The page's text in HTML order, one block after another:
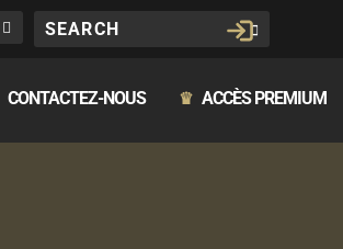
CONTACTEZ-NOUS ♛ ACCÈS PREMIUM